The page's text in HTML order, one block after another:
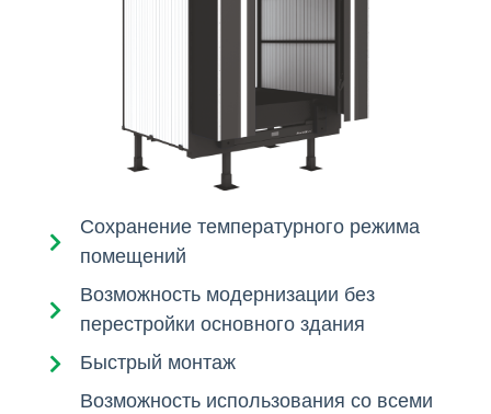
Сохранение температурного режима
помещений
Возможность модернизации без
перестройки основного здания
Быстрый монтаж
Возможность использования со всеми